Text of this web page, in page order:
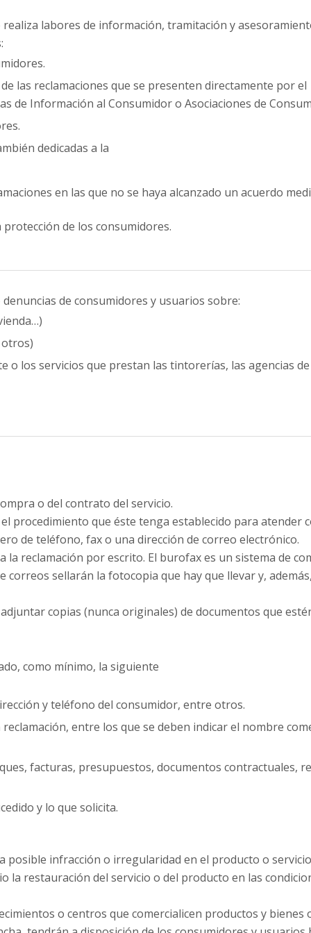
labores de información, tramitación y
las reclamaciones que se presenten directamente por el
de Información al Consumidor o Asociaciones de
dedicadas a la
en las que no se haya alcanzado un acuerdo
de los consumidores.
de consumidores y usuarios sobre:
los servicios que prestan las tintorerías, las agencias
o del contrato del servicio.
que éste tenga establecido para atender
de teléfono, fax o una dirección de correo electrónico.
por escrito. El burofax es un sistema de
correos sellarán la fotocopia que hay que llevar y,
copias (nunca originales) de documentos que
como mínimo, la siguiente
y teléfono del consumidor, entre otros.
entre los que se deben indicar el nombre
facturas, presupuestos, documentos contractuales,
y lo que solicita.
infracción o irregularidad en el producto o
la restauración del servicio o del producto en las
o centros que comercialicen productos y bienes